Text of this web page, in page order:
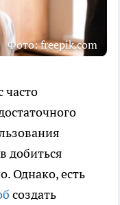
Фото: freepik.com
часто
добиться
Однако, есть
создать